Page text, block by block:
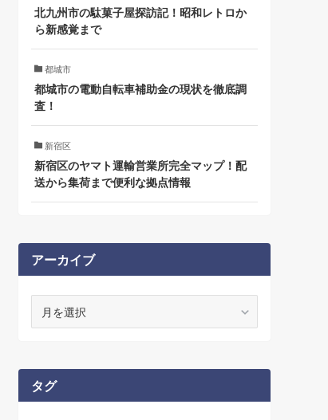
北九州市の駄菓子屋探訪記！昭和レトロか
ら新感覚まで
都城市
都城市の電動自転車補助金の現状を徹底調
査！
新宿区
新宿区のヤマト運輸営業所完全マップ！配
送から集荷まで便利な拠点情報
アーカイブ
ブ
タグ